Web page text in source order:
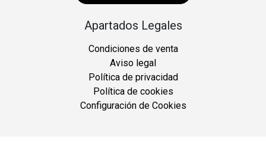
Apartados Legales
Condiciones de venta
Aviso legal
Política de privacidad
Política de cookies
Configuración de Cookies